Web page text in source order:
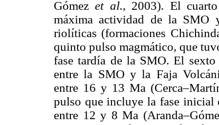
Gómezet al., 2003). El
máxima actividad de la SMO
riolíticas (formaciones
quinto pulso magmático, que
fase tardía de la SMO. El
entre la SMO y la Faja
entre 16 y 13 Ma
pulso que incluye la fase
entre 12 y 8 Ma